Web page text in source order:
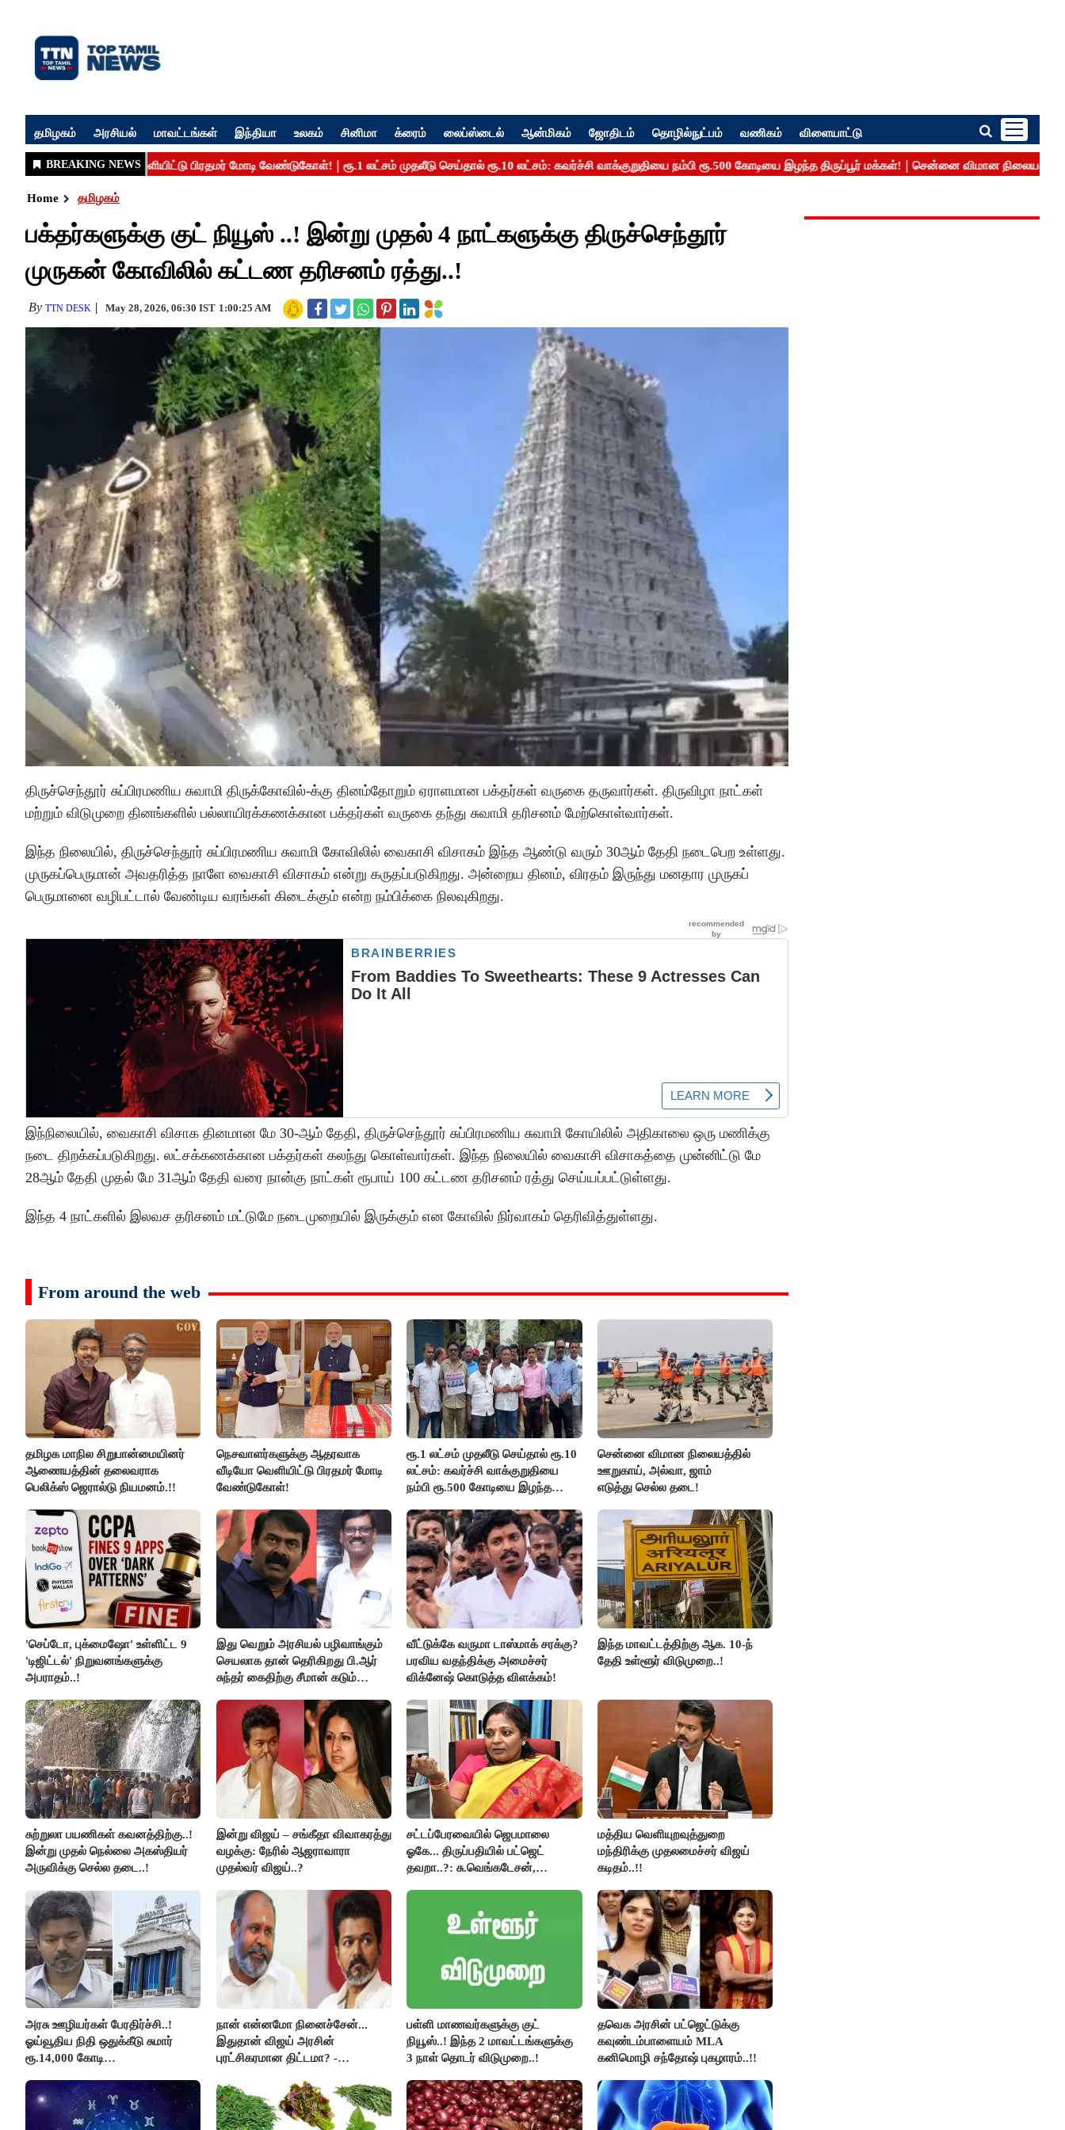
தமிழகம் அரசியல் மாவட்டங்கள் இந்தியா உலகம் சினிமா க்ரைம் லைப்ஸ்டைல் ஆன்மிகம் ஜோதிடம் தொழில்நுட்பம் வணிகம் விளையாட்டு
Home தமிழகம்
பக்தர்களுக்கு குட் நியூஸ் ..! இன்று முதல் 4 நாட்களுக்கு திருச்செந்தூர்
முருகன் கோவிலில் கட்டண தரிசனம் ரத்து..!
By TTN DESK May 28, 2026, 06:30 IST 1:00:25 AM
திருச்செந்தூர் சுப்பிரமணிய சுவாமி திருக்கோவில்-க்கு தினம்தோறும் ஏராளமான பக்தர்கள் வருகை தருவார்கள். திருவிழா நாட்கள்
மற்றும் விடுமுறை தினங்களில் பல்லாயிரக்கணக்கான பக்தர்கள் வருகை தந்து சுவாமி தரிசனம் மேற்கொள்வார்கள்.
இந்த நிலையில், திருச்செந்தூர் சுப்பிரமணிய சுவாமி கோவிலில் வைகாசி விசாகம் இந்த ஆண்டு வரும் 30ஆம் தேதி நடைபெற உள்ளது.
முருகப்பெருமான் அவதரித்த நாளே வைகாசி விசாகம் என்று கருதப்படுகிறது. அன்றைய தினம், விரதம் இருந்து மனதார முருகப்
பெருமானை வழிபட்டால் வேண்டிய வரங்கள் கிடைக்கும் என்ற நம்பிக்கை நிலவுகிறது.
இந்நிலையில், வைகாசி விசாக தினமான மே 30-ஆம் தேதி, திருச்செந்தூர் சுப்பிரமணிய சுவாமி கோயிலில் அதிகாலை ஒரு மணிக்கு
நடை திறக்கப்படுகிறது. லட்சக்கணக்கான பக்தர்கள் கலந்து கொள்வார்கள். இந்த நிலையில் வைகாசி விசாகத்தை முன்னிட்டு மே
28ஆம் தேதி முதல் மே 31ஆம் தேதி வரை நான்கு நாட்கள் ரூபாய் 100 கட்டண தரிசனம் ரத்து செய்யப்பட்டுள்ளது.
இந்த 4 நாட்களில் இலவச தரிசனம் மட்டுமே நடைமுறையில் இருக்கும் என கோவில் நிர்வாகம் தெரிவித்துள்ளது.
From around the web
தமிழக மாநில சிறுபான்மையினர்
ஆணையத்தின் தலைவராக
பெலிக்ஸ் ஜெரால்டு நியமனம்.!!
நெசவாளர்களுக்கு ஆதரவாக
வீடியோ வெளியிட்டு பிரதமர் மோடி
வேண்டுகோள்!
ரூ.1 லட்சம் முதலீடு செய்தால் ரூ.10
லட்சம்: கவர்ச்சி வாக்குறுதியை
நம்பி ரூ.500 கோடியை இழந்த
சென்னை விமான நிலையத்தில்
ஊறுகாய், அல்வா, ஜாம்
எடுத்து செல்ல தடை!
'செப்டோ, புக்மைஷோ' உள்ளிட்ட 9
'டிஜிட்டல்' நிறுவனங்களுக்கு
அபராதம்..!
இது வெறும் அரசியல் பழிவாங்கும்
செயலாக தான் தெரிகிறது பி.ஆர்
சுந்தர் கைதிற்கு சீமான் கடும்
வீட்டுக்கே வருமா டாஸ்மாக் சரக்கு?
பரவிய வதந்திக்கு அமைச்சர்
விக்னேஷ் கொடுத்த விளக்கம்!
இந்த மாவட்டத்திற்கு ஆக. 10-ந்
தேதி உள்ளூர் விடுமுறை..!
சுற்றுலா பயணிகள் கவனத்திற்கு..!
இன்று முதல் நெல்லை அகஸ்தியர்
அருவிக்கு செல்ல தடை..!
இன்று விஜய் – சங்கீதா விவாகரத்து
வழக்கு: நேரில் ஆஜராவாரா
முதல்வர் விஜய்..?
சட்டப்பேரவையில் ஜெபமாலை
ஓகே... திருப்பதியில் பட்ஜெட்
தவறா..?: சு.வெங்கடேசன்,
மத்திய வெளியுறவுத்துறை
மந்திரிக்கு முதலமைச்சர் விஜய்
கடிதம்..!!
அரசு ஊழியர்கள் பேரதிர்ச்சி..!
ஓய்வூதிய நிதி ஒதுக்கீடு சுமார்
ரூ.14,000 கோடி
நான் என்னமோ நினைச்சேன்...
இதுதான் விஜய் அரசின்
புரட்சிகரமான திட்டமா? -
பள்ளி மாணவர்களுக்கு குட்
நியூஸ்..! இந்த 2 மாவட்டங்களுக்கு
3 நாள் தொடர் விடுமுறை..!
தவெக அரசின் பட்ஜெட்டுக்கு
கவுண்டம்பாளையம் MLA
கனிமொழி சந்தோஷ் புகழாரம்..!!